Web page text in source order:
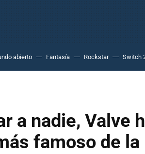
abierto Fantasía Rockstar Switch
a nadie, Valve
famoso de